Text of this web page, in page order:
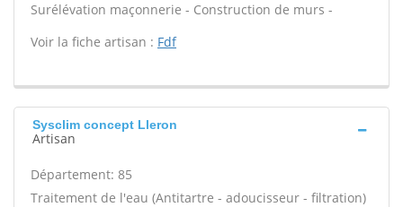
Surélévation maçonnerie - Construction de murs -
Voir la fiche artisan : Fdf
Sysclim concept Lleron
Artisan
Département: 85
Traitement de l'eau (Antitartre - adoucisseur - filtration)